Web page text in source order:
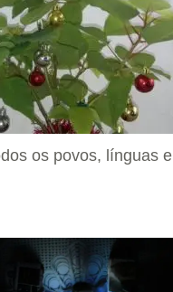
os povos, línguas e